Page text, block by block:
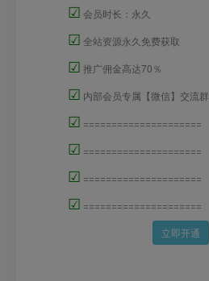
☑ 会员时长：永久
☑ 全站资源永久免费获取
☑ 推广佣金高达70％
☑ 内部会员专属【微信】交流群
☑ =====================
☑ =====================
☑ =====================
☑ =====================
立即开通